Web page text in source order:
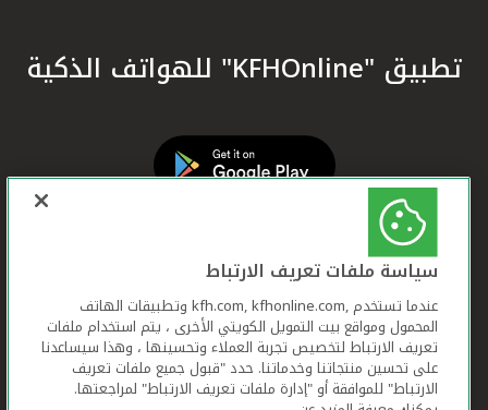
تطبيق "KFHOnline" للهواتف الذكية
سياسة ملفات تعريف الارتباط
عندما تستخدم ,kfh.com, kfhonline.com وتطبيقات الهاتف
المحمول ومواقع بيت التمويل الكويتي الأخرى ، يتم استخدام ملفات
تعريف الارتباط لتخصيص تجربة العملاء وتحسينها ، وهذا سيساعدنا
على تحسين منتجاتنا وخدماتنا. حدد "قبول جميع ملفات تعريف
الارتباط" للموافقة أو "إدارة ملفات تعريف الارتباط" لمراجعتها.